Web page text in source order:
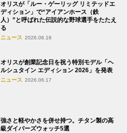
オリスが「ルー・ゲーリッグ リミテッドエ
ディション」で“アイアンホース（鉄
人）”と呼ばれた伝説的な野球選手をたたえ
る
ニュース 2026.06.18
オリスが創業記念日を祝う特別モデル「ヘ
ルシュタイン エディション 2026」を発表
ニュース 2026.06.17
強さと軽やかさを併せ持つ。チタン製の高
級ダイバーズウォッチ5選